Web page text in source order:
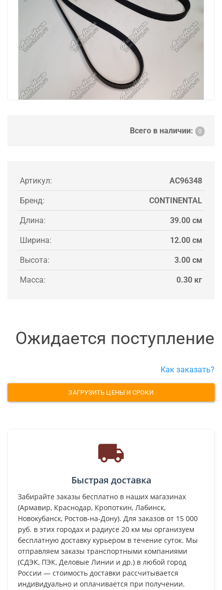
Всего в наличии: 0
Артикул: AC96348
Бренд: CONTINENTAL
Длина: 39.00 см
Ширина: 12.00 см
Высота: 3.00 см
Масса: 0.30 кг
Ожидается поступление
Как заказать?
ЗАГРУЗИТЬ ЦЕНЫ И СРОКИ
Быстрая доставка
Забирайте заказы бесплатно в наших магазинах
(Армавир, Краснодар, Кропоткин, Лабинск,
Новокубанск, Ростов-на-Дону). Для заказов от 15 000
руб. в этих городах и радиусе 20 км мы организуем
бесплатную доставку курьером в течение суток. Мы
отправляем заказы транспортными компаниями
(СДЭК, ПЭК, Деловые Линии и др.) в любой город
России — стоимость доставки рассчитывается
индивидуально и оплачивается при получении.